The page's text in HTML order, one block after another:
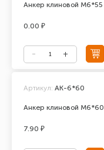
Анкер клиновой М6*55
0.00 ₽
Анкер клиновой М6*60
Артикул: АК-6*60
7.90 ₽